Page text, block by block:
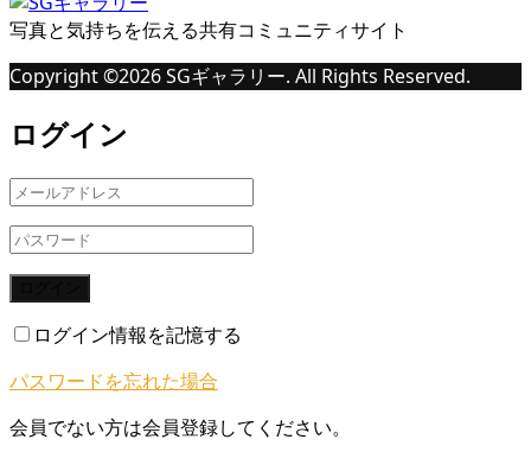
写真と気持ちを伝える共有コミュニティサイト
Copyright ©2026SGギャラリー. All Rights Reserved.
ログイン
ログイン情報を記憶する
パスワードを忘れた場合
会員でない方は会員登録してください。